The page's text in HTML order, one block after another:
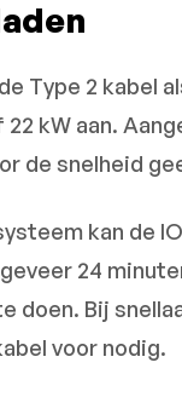
Type 2 kabel
kW aan.
de snelheid
kan de
24
doen. Bij
voor nodig.